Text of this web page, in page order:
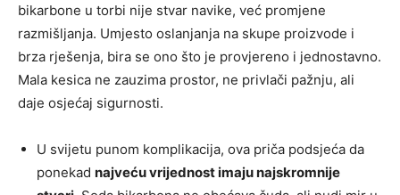
bikarbone u torbi nije stvar navike, već promjene
razmišljanja. Umjesto oslanjanja na skupe proizvode i
brza rješenja, bira se ono što je provjereno i jednostavno.
Mala kesica ne zauzima prostor, ne privlači pažnju, ali
daje osjećaj sigurnosti.
U svijetu punom komplikacija, ova priča podsjeća da
ponekad najveću vrijednost imaju najskromnije